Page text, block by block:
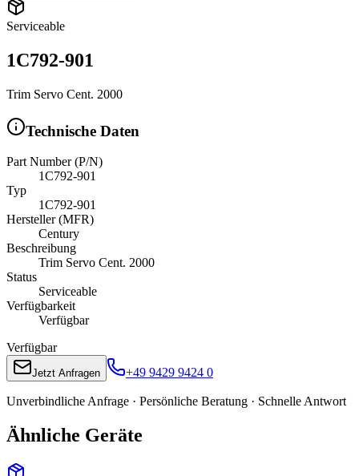
Serviceable
1C792-901
Trim Servo Cent. 2000
Technische Daten
Part Number (P/N)
1C792-901
Typ
1C792-901
Hersteller (MFR)
Century
Beschreibung
Trim Servo Cent. 2000
Status
Serviceable
Verfügbarkeit
Verfügbar
Verfügbar
Jetzt Anfragen +49 9429 9424 0
Unverbindliche Anfrage · Persönliche Beratung · Schnelle Antwort
Ähnliche Geräte